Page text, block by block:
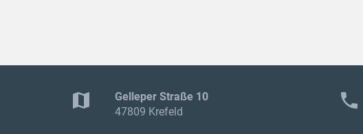
map
Gelleper Straße 10
47809 Krefeld
phone